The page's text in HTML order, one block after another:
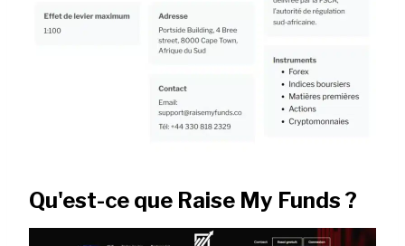
Qu'est-ce que Raise My Funds ?